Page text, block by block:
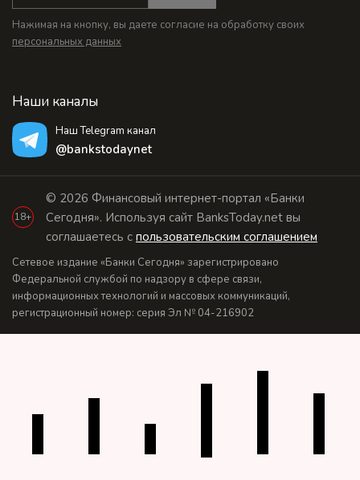
Нажимая на кнопку, вы даете согласие на обработку своих
персональных данных
Наши каналы
Наш Telegram канал
@bankstodaynet
18+
© 2026 Финансовый интернет-портал «Банки
Сегодня». Используя сайт BanksToday.net вы
соглашаетесь с пользовательским соглашением
Сетевое издание «Банки Сегодня» зарегистрировано
Федеральной службой по надзору в сфере связи,
информационных технологий и массовых коммуникаций,
регистрационный номер: серия Эл № 04-216902